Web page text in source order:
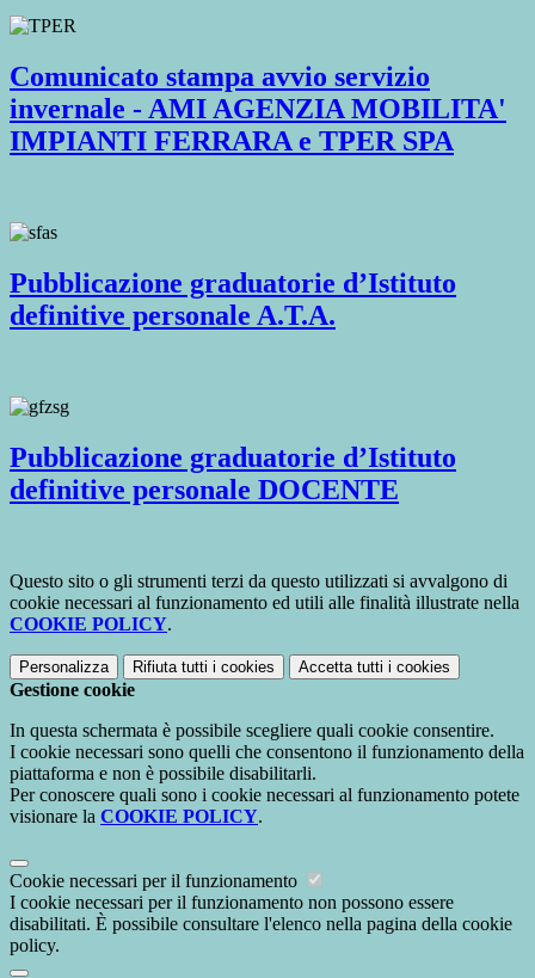
Comunicato stampa avvio servizio
invernale - AMI AGENZIA MOBILITA'
IMPIANTI FERRARA e TPER SPA
Pubblicazione graduatorie d’Istituto
definitive personale A.T.A.
Pubblicazione graduatorie d’Istituto
definitive personale DOCENTE
Questo sito o gli strumenti terzi da questo utilizzati si avvalgono di
cookie necessari al funzionamento ed utili alle finalità illustrate nella
COOKIE POLICY.
Personalizza Rifiuta tutti i cookies Accetta tutti i cookies
Gestione cookie
In questa schermata è possibile scegliere quali cookie consentire.
I cookie necessari sono quelli che consentono il funzionamento della
piattaforma e non è possibile disabilitarli.
Per conoscere quali sono i cookie necessari al funzionamento potete
visionare la COOKIE POLICY.
Cookie necessari per il funzionamento
I cookie necessari per il funzionamento non possono essere
disabilitati. È possibile consultare l'elenco nella pagina della cookie
policy.